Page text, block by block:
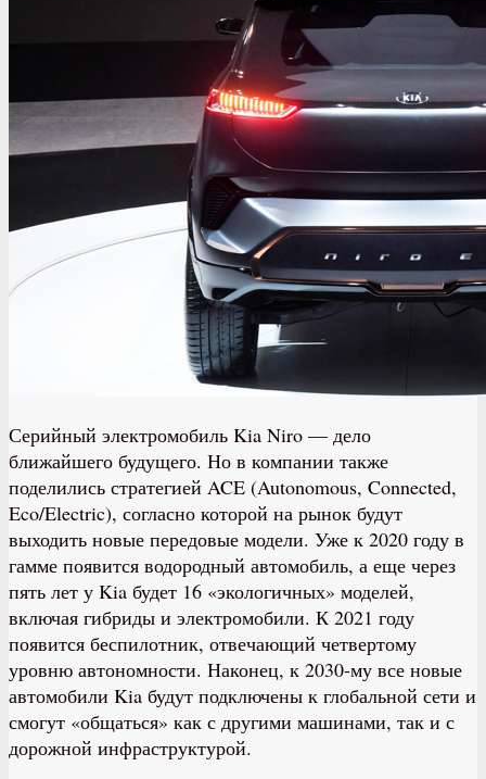
Серийный электромобиль Kia Niro — дело
ближайшего будущего. Но в компании также
поделились стратегией ACE (Autonomous, Connected,
Eco/Electric), согласно которой на рынок будут
выходить новые передовые модели. Уже к 2020 году в
гамме появится водородный автомобиль, а еще через
пять лет у Kia будет 16 «экологичных» моделей,
включая гибриды и электромобили. К 2021 году
появится беспилотник, отвечающий четвертому
уровню автономности. Наконец, к 2030-му все новые
автомобили Kia будут подключены к глобальной сети и
смогут «общаться» как с другими машинами, так и с
дорожной инфраструктурой.